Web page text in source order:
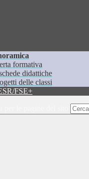
formativa
didattiche
delle classi
FSE+